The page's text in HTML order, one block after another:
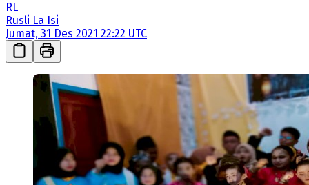
RL
Rusli La Isi
Jumat, 31 Des 2021 22:22 UTC